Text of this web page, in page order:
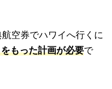
空券でハワイへ行くに
もった計画が必要で